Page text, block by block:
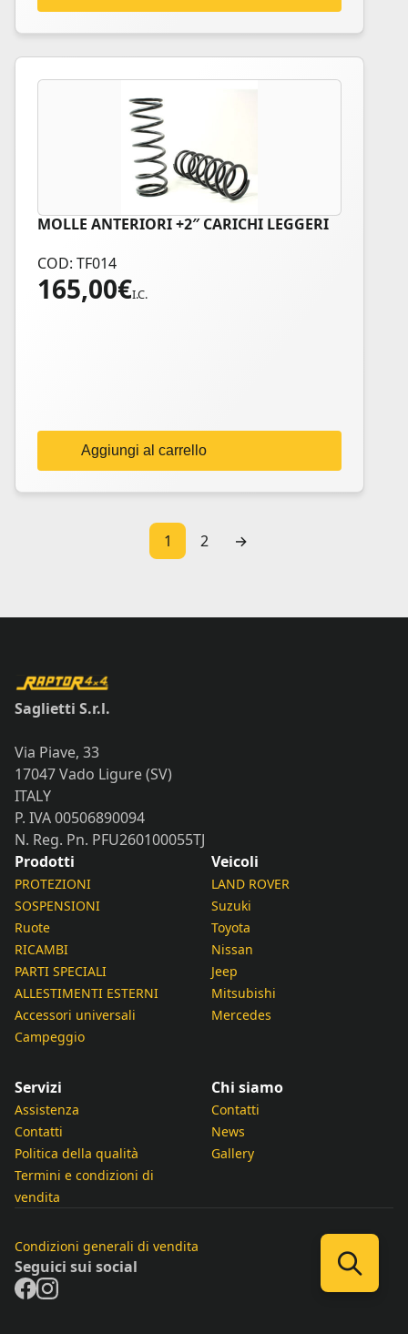
MOLLE ANTERIORI +2″ CARICHI LEGGERI
COD: TF014
165,00€I.C.
Aggiungi al carrello
1 2 →
Saglietti S.r.l.
Via Piave, 33
17047 Vado Ligure (SV)
ITALY
P. IVA 00506890094
N. Reg. Pn. PFU260100055TJ
Prodotti
PROTEZIONI
SOSPENSIONI
Ruote
RICAMBI
PARTI SPECIALI
ALLESTIMENTI ESTERNI
Accessori universali
Campeggio
Veicoli
LAND ROVER
Suzuki
Toyota
Nissan
Jeep
Mitsubishi
Mercedes
Servizi
Assistenza
Contatti
Politica della qualità
Termini e condizioni di
vendita
Chi siamo
Contatti
News
Gallery
Condizioni generali di vendita
Seguici sui social